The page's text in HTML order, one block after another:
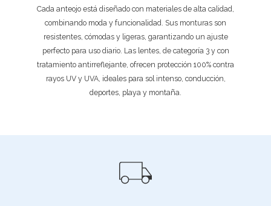
Cada anteojo está diseñado con materiales de alta calidad,
combinando moda y funcionalidad. Sus monturas son
resistentes, cómodas y ligeras, garantizando un ajuste
perfecto para uso diario. Las lentes, de categoría 3 y con
tratamiento antirreflejante, ofrecen protección 100% contra
rayos UV y UVA, ideales para sol intenso, conducción,
deportes, playa y montaña.